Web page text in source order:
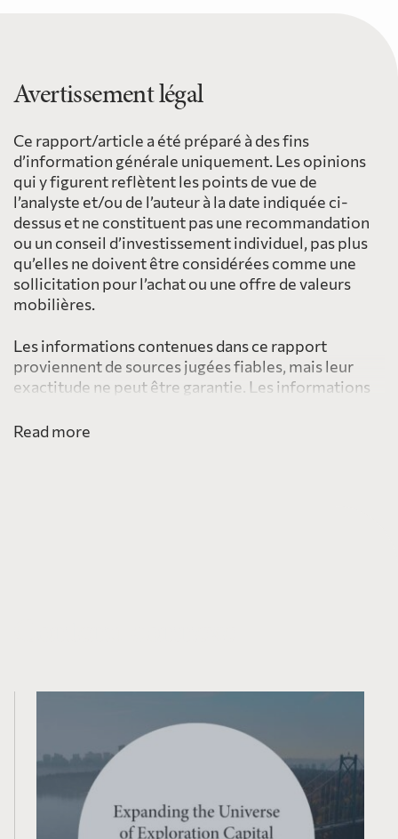
Avertissement légal
Ce rapport/article a été préparé à des fins
d’information générale uniquement. Les opinions
qui y figurent reflètent les points de vue de
l’analyste et/ou de l’auteur à la date indiquée ci-
dessus et ne constituent pas une recommandation
ou un conseil d’investissement individuel, pas plus
qu’elles ne doivent être considérées comme une
sollicitation pour l’achat ou une offre de valeurs
mobilières.
Les informations contenues dans ce rapport
proviennent de sources jugées fiables, mais leur
exactitude ne peut être garantie. Les informations
à, ou utilisées par, une personne ou une entité dans
Read more